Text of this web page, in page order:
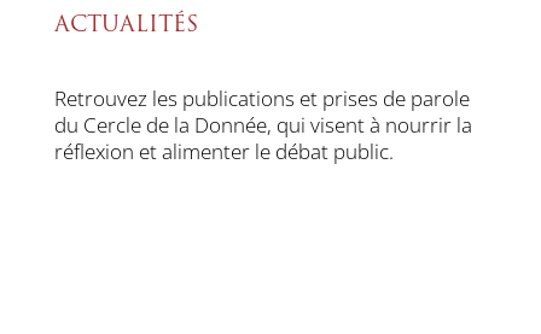
ACTUALITÉS
Retrouvez les publications et prises de parole
du Cercle de la Donnée, qui visent à nourrir la
réflexion et alimenter le débat public.